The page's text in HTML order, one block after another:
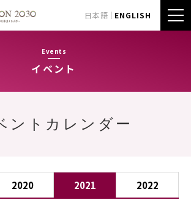
日本語 ENGLISH
Events
イベント
ントカレンダー
2020 2021 2022